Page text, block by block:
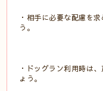
・相手に必要な配慮を
う。
・ドッグラン利用時は
ょう。